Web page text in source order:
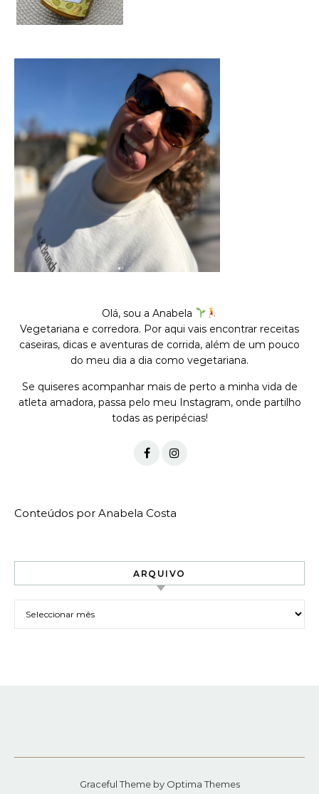
Olá, sou a Anabela
Vegetariana e corredora. Por aqui vais encontrar receitas
caseiras, dicas e aventuras de corrida, além de um pouco
do meu dia a dia como vegetariana.
Se quiseres acompanhar mais de perto a minha vida de
atleta amadora, passa pelo meu Instagram, onde partilho
todas as peripécias!
Conteúdos por Anabela Costa
ARQUIVO
Graceful Theme by Optima Themes